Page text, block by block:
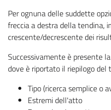
Per ognuna delle suddette
freccia a destra della tendina,
crescente/decrescente dei
Successivamente è presente
dove è riportato il riepilogo
Tipo (ricerca semplice o
Estremi dell'atto